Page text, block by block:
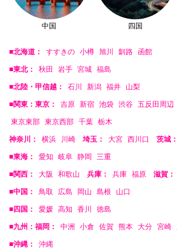
中国 四国
■北海道： すすきの 小樽 旭川 釧路 函館
■東北： 秋田 岩手 宮城 福島
■北陸・甲信越： 石川 新潟 福井 山梨
■関東：東京： 吉原 新宿 池袋 渋谷 五反田周辺
東京東部 東京西部 千葉 栃木
神奈川： 横浜 川崎 埼玉： 大宮 西川口 茨城：
■東海： 愛知 岐阜 静岡 三重
■関西： 大阪 和歌山 兵庫： 兵庫 福原 滋賀：
■中国： 鳥取 広島 岡山 島根 山口
■四国： 愛媛 高知 香川 徳島
■九州：福岡： 中洲 小倉 佐賀 熊本 大分 宮崎
■沖縄： 沖縄